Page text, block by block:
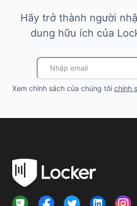
Hãy trở thành người
dung hữu ích của
Xem chính sách của chúng tôi chính